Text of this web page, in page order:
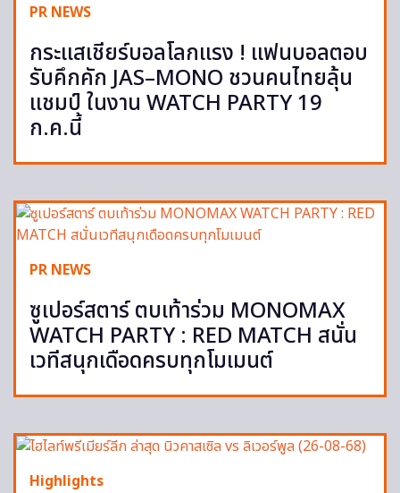
PR NEWS
กระแสเชียร์บอลโลกแรง ! แฟนบอลตอบ
รับคึกคัก JAS–MONO ชวนคนไทยลุ้น
แชมป์ ในงาน WATCH PARTY 19
ก.ค.นี้
PR NEWS
ซูเปอร์สตาร์ ตบเท้าร่วม MONOMAX
WATCH PARTY : RED MATCH สนั่น
เวทีสนุกเดือดครบทุกโมเมนต์
Highlights